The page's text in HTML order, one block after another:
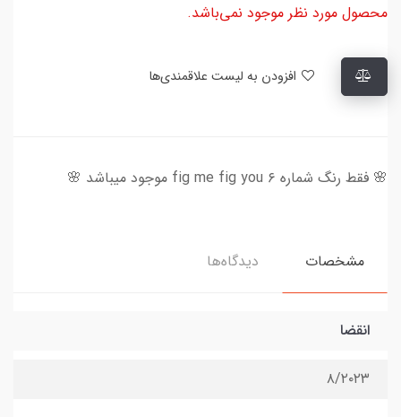
محصول مورد نظر موجود نمی‌باشد.
🌸 فقط رنگ شماره ۶ fig me fig you موجود میباشد 🌸
مشخصات دیدگاه‌ها
انقضا
۸/۲۰۲۳